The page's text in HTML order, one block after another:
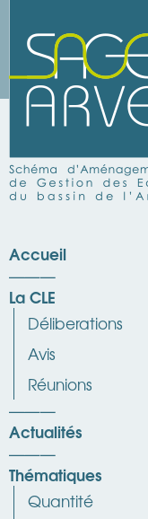
Accueil
La CLE
Déliberations
Avis
Réunions
Actualités
Thématiques
Quantité